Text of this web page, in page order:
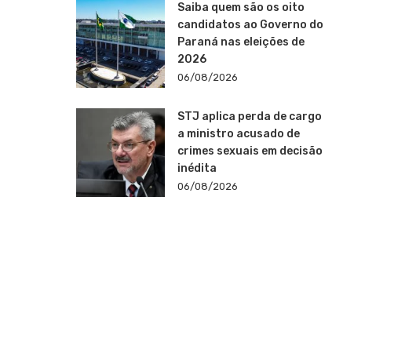
Saiba quem são os oito
candidatos ao Governo do
Paraná nas eleições de
2026
06/08/2026
STJ aplica perda de cargo
a ministro acusado de
crimes sexuais em decisão
inédita
06/08/2026